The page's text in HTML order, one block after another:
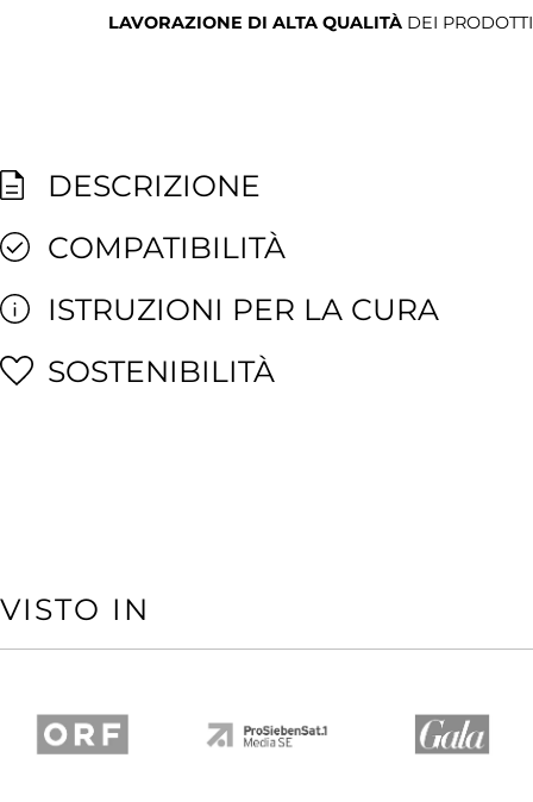
LAVORAZIONE DI ALTA QUALITÀ DEI PRODOTTI
DESCRIZIONE
COMPATIBILITÀ
ISTRUZIONI PER LA CURA
SOSTENIBILITÀ
VISTO IN